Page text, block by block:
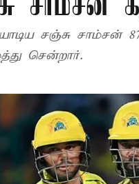
சஞ்சு சாம்சன் 87
சென்றார்.